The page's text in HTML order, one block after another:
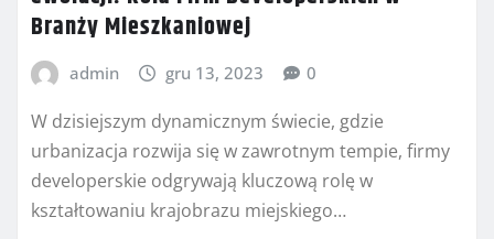
Branży Mieszkaniowej
admin gru 13, 2023 0
W dzisiejszym dynamicznym świecie, gdzie
urbanizacja rozwija się w zawrotnym tempie, firmy
developerskie odgrywają kluczową rolę w
kształtowaniu krajobrazu miejskiego…